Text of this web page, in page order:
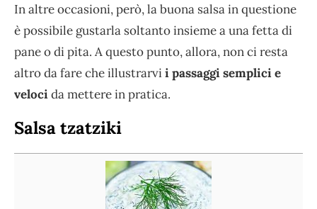
In altre occasioni, però, la buona salsa in questione
è possibile gustarla soltanto insieme a una fetta di
pane o di pita. A questo punto, allora, non ci resta
altro da fare che illustrarvii passaggi semplici e
velocida mettere in pratica.
Salsa tzatziki